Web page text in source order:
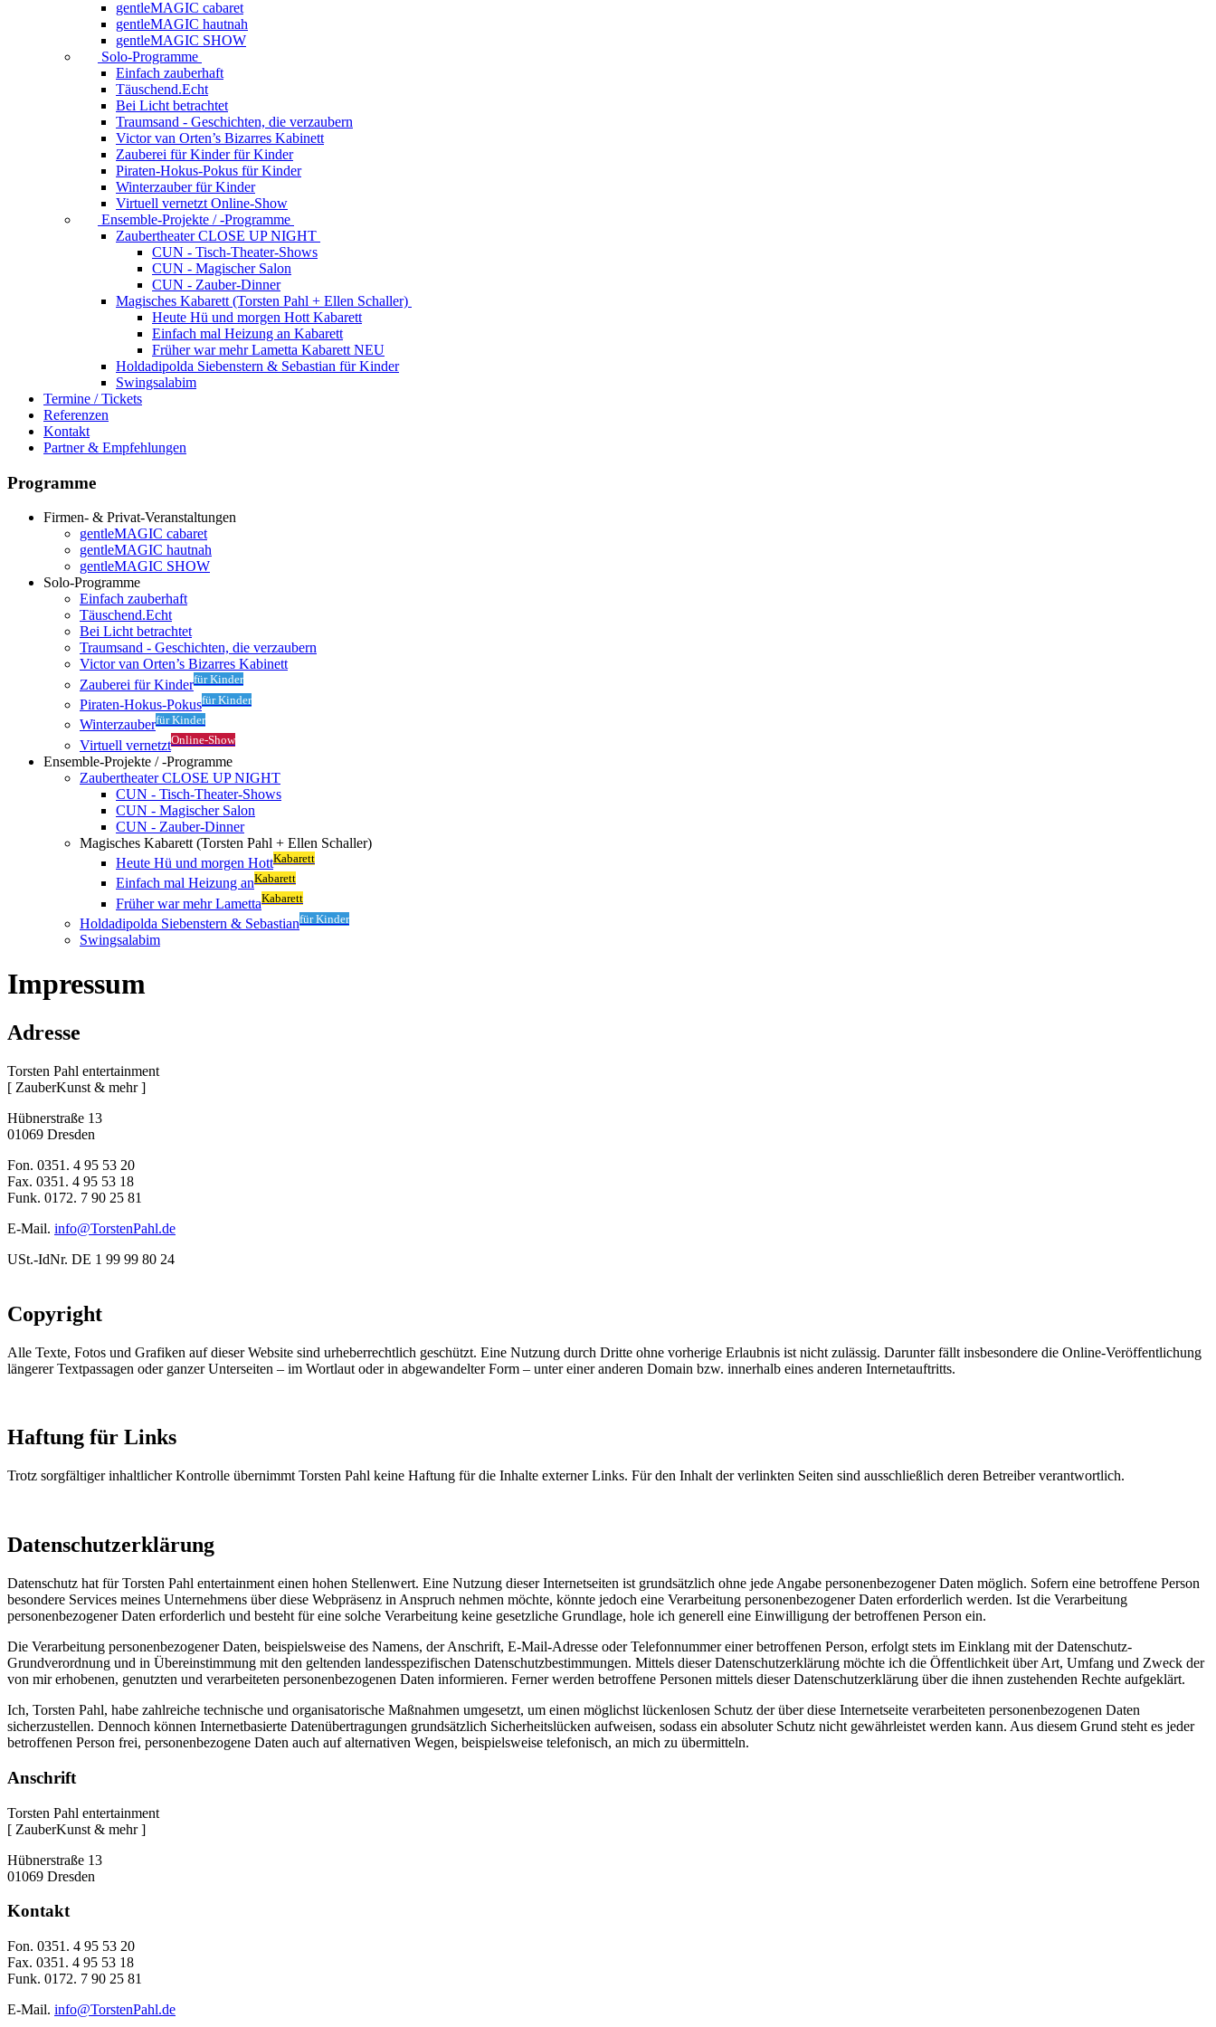
gentleMAGIC cabaret
gentleMAGIC hautnah
gentleMAGIC SHOW
Solo-Programme
Einfach zauberhaft
Täuschend.Echt
Bei Licht betrachtet
Traumsand - Geschichten, die verzaubern
Victor van Orten’s Bizarres Kabinett
Zauberei für Kinder für Kinder
Piraten-Hokus-Pokus für Kinder
Winterzauber für Kinder
Virtuell vernetzt Online-Show
Ensemble-Projekte / -Programme
Zaubertheater CLOSE UP NIGHT
CUN - Tisch-Theater-Shows
CUN - Magischer Salon
CUN - Zauber-Dinner
Magisches Kabarett (Torsten Pahl + Ellen Schaller)
Heute Hü und morgen Hott Kabarett
Einfach mal Heizung an Kabarett
Früher war mehr Lametta Kabarett NEU
Holdadipolda Siebenstern & Sebastian für Kinder
Swingsalabim
Termine / Tickets
Referenzen
Kontakt
Partner & Empfehlungen
Programme
Firmen- & Privat-Veranstaltungen
gentleMAGIC cabaret
gentleMAGIC hautnah
gentleMAGIC SHOW
Solo-Programme
Einfach zauberhaft
Täuschend.Echt
Bei Licht betrachtet
Traumsand - Geschichten, die verzaubern
Victor van Orten’s Bizarres Kabinett
Zauberei für Kinderfür Kinder
Piraten-Hokus-Pokusfür Kinder
Winterzauberfür Kinder
Virtuell vernetztOnline-Show
Ensemble-Projekte / -Programme
Zaubertheater CLOSE UP NIGHT
CUN - Tisch-Theater-Shows
CUN - Magischer Salon
CUN - Zauber-Dinner
Magisches Kabarett (Torsten Pahl + Ellen Schaller)
Heute Hü und morgen HottKabarett
Einfach mal Heizung anKabarett
Früher war mehr LamettaKabarett
Holdadipolda Siebenstern & Sebastianfür Kinder
Swingsalabim
Impressum
Adresse
Torsten Pahl entertainment
[ ZauberKunst & mehr ]
Hübnerstraße 13
01069 Dresden
Fon. 0351. 4 95 53 20
Fax. 0351. 4 95 53 18
Funk. 0172. 7 90 25 81
E-Mail. info@TorstenPahl.de
USt.-IdNr. DE 1 99 99 80 24
Copyright
Alle Texte, Fotos und Grafiken auf dieser Website sind urheberrechtlich geschützt. Eine Nutzung durch Dritte ohne vorherige Erlaubnis ist nicht zulässig. Darunter fällt insbesondere die Online-Veröffentlichung
längerer Textpassagen oder ganzer Unterseiten – im Wortlaut oder in abgewandelter Form – unter einer anderen Domain bzw. innerhalb eines anderen Internetauftritts.
Haftung für Links
Trotz sorgfältiger inhaltlicher Kontrolle übernimmt Torsten Pahl keine Haftung für die Inhalte externer Links. Für den Inhalt der verlinkten Seiten sind ausschließlich deren Betreiber verantwortlich.
Datenschutzerklärung
Datenschutz hat für Torsten Pahl entertainment einen hohen Stellenwert. Eine Nutzung dieser Internetseiten ist grundsätzlich ohne jede Angabe personenbezogener Daten möglich. Sofern eine betroffene Person
besondere Services meines Unternehmens über diese Webpräsenz in Anspruch nehmen möchte, könnte jedoch eine Verarbeitung personenbezogener Daten erforderlich werden. Ist die Verarbeitung
personenbezogener Daten erforderlich und besteht für eine solche Verarbeitung keine gesetzliche Grundlage, hole ich generell eine Einwilligung der betroffenen Person ein.
Die Verarbeitung personenbezogener Daten, beispielsweise des Namens, der Anschrift, E-Mail-Adresse oder Telefonnummer einer betroffenen Person, erfolgt stets im Einklang mit der Datenschutz-
Grundverordnung und in Übereinstimmung mit den geltenden landesspezifischen Datenschutzbestimmungen. Mittels dieser Datenschutzerklärung möchte ich die Öffentlichkeit über Art, Umfang und Zweck der
von mir erhobenen, genutzten und verarbeiteten personenbezogenen Daten informieren. Ferner werden betroffene Personen mittels dieser Datenschutzerklärung über die ihnen zustehenden Rechte aufgeklärt.
Ich, Torsten Pahl, habe zahlreiche technische und organisatorische Maßnahmen umgesetzt, um einen möglichst lückenlosen Schutz der über diese Internetseite verarbeiteten personenbezogenen Daten
sicherzustellen. Dennoch können Internetbasierte Datenübertragungen grundsätzlich Sicherheitslücken aufweisen, sodass ein absoluter Schutz nicht gewährleistet werden kann. Aus diesem Grund steht es jeder
betroffenen Person frei, personenbezogene Daten auch auf alternativen Wegen, beispielsweise telefonisch, an mich zu übermitteln.
Anschrift
Torsten Pahl entertainment
[ ZauberKunst & mehr ]
Hübnerstraße 13
01069 Dresden
Kontakt
Fon. 0351. 4 95 53 20
Fax. 0351. 4 95 53 18
Funk. 0172. 7 90 25 81
E-Mail. info@TorstenPahl.de